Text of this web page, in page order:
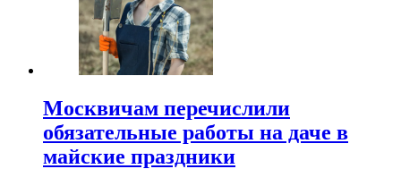
Москвичам перечислили
обязательные работы на даче в
майские праздники